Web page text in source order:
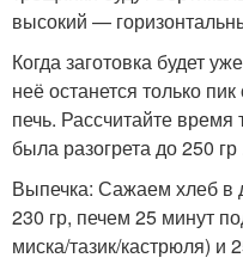
высокий —
Когда заготовка будет
неё останется только
печь. Рассчитайте время
была разогрета до 250 гр
Выпечка: Сажаем хлеб в
230 гр, печем 25 минут
миска/тазик/кастрюля) и